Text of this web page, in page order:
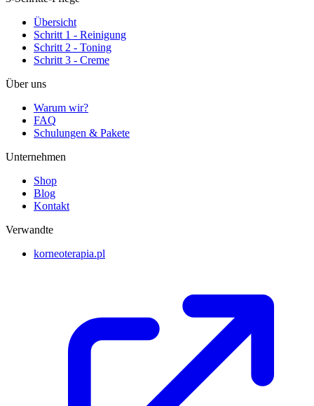
Übersicht
Schritt 1 - Reinigung
Schritt 2 - Toning
Schritt 3 - Creme
Über uns
Warum wir?
FAQ
Schulungen & Pakete
Unternehmen
Shop
Blog
Kontakt
Verwandte
korneoterapia.pl